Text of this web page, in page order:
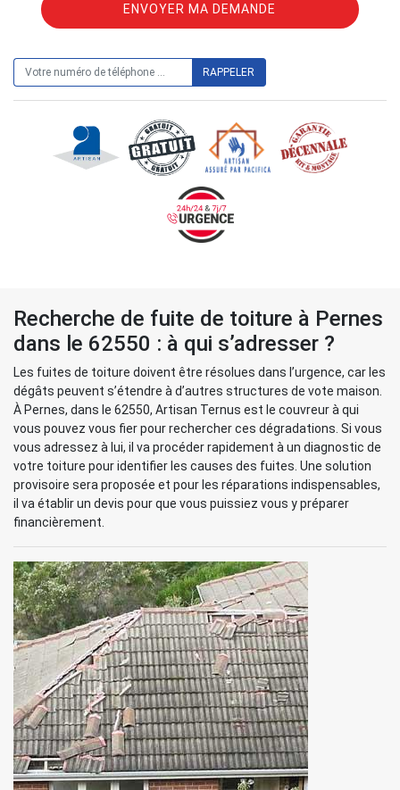
Recherche de fuite de toiture à Pernes
dans le 62550 : à qui s’adresser ?
Les fuites de toiture doivent être résolues dans l’urgence, car les
dégâts peuvent s’étendre à d’autres structures de vote maison.
À Pernes, dans le 62550, Artisan Ternus est le couvreur à qui
vous pouvez vous fier pour rechercher ces dégradations. Si vous
vous adressez à lui, il va procéder rapidement à un diagnostic de
votre toiture pour identifier les causes des fuites. Une solution
provisoire sera proposée et pour les réparations indispensables,
il va établir un devis pour que vous puissiez vous y préparer
financièrement.